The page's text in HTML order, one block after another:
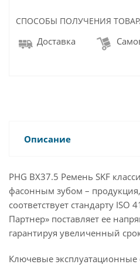
СПОСОБЫ ПОЛУЧЕНИЯ
Доставка
Описание
PHG BX37.5 Ремень SKF
фасонным зубом –
соответствует стандарту ISO
Партнер» поставляет ее
гарантируя увеличенный
Ключевые эксплуатационные